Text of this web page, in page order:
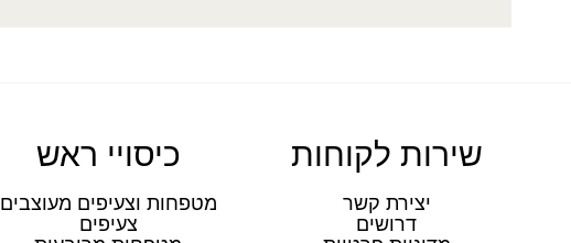
שירות לקוחות
יצירת קשר
דרושים
כיסויי ראש
מטפחות וצעיפים מעוצבים
צעיפים